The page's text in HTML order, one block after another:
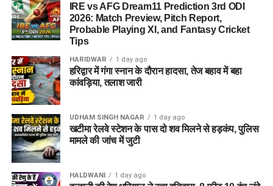
महत्वपूर्ण सूचना:शैक्षणिक
योग्यता से जुड़ी पूरी और विस्तृत
जानकारी के लिए आवेदन करने
से पहले विभाग द्वारा जारी
आधिकारिक विस्तृत अधिसूचना
(Detailed Notification)
को ध्यानपूर्वक जरूर पढ़ें।
IRE vs AFG Dream11 Prediction 3rd ODI
2026: Match Preview, Pitch Report,
Probable Playing XI, and Fantasy Cricket
Tips
HARIDWAR 1 day ago
हरिद्वार में गंगा स्नान के दौरान हादसा, तेज बहाव में बहा
कांवड़िया, तलाश जारी
UDHAM SINGH NAGAR 1 day ago
खटीमा रेलवे स्टेशन के पास दो शव मिलने से हड़कंप, पुलिस
मामले की जांच में जुटी
HALDWANI 1 day ago